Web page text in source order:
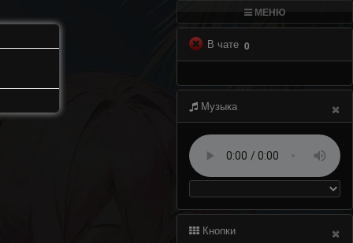
МЕНЮ
В чате 0
Музыка ×
Кнопки ×